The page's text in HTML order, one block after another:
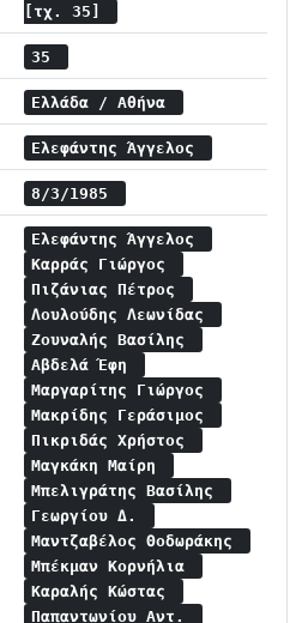
[τχ. 35]
35
Ελλάδα / Αθήνα
Ελεφάντης Άγγελος
8/3/1985
Ελεφάντης Άγγελος
Καρράς Γιώργος
Πιζάνιας Πέτρος
Λουλούδης Λεωνίδας
Ζουναλής Βασίλης
Αβδελά Έφη
Μαργαρίτης Γιώργος
Μακρίδης Γεράσιμος
Πικριδάς Χρήστος
Μαγκάκη Μαίρη
Μπελιγράτης Βασίλης
Γεωργίου Δ.
Μαντζαβέλος Θοδωράκης
Μπέκμαν Κορνήλια
Καραλής Κώστας
Παπαντωνίου Αντ.